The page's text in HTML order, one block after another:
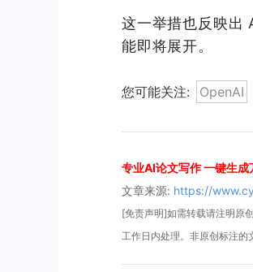
这一举措也反映出
能即将展开。
您可能关注: OpenAI
专业AI论文写作 一键生
文章来源: https://
[免责声明]如需转载请注明原
工作日内处理。非原创标注的